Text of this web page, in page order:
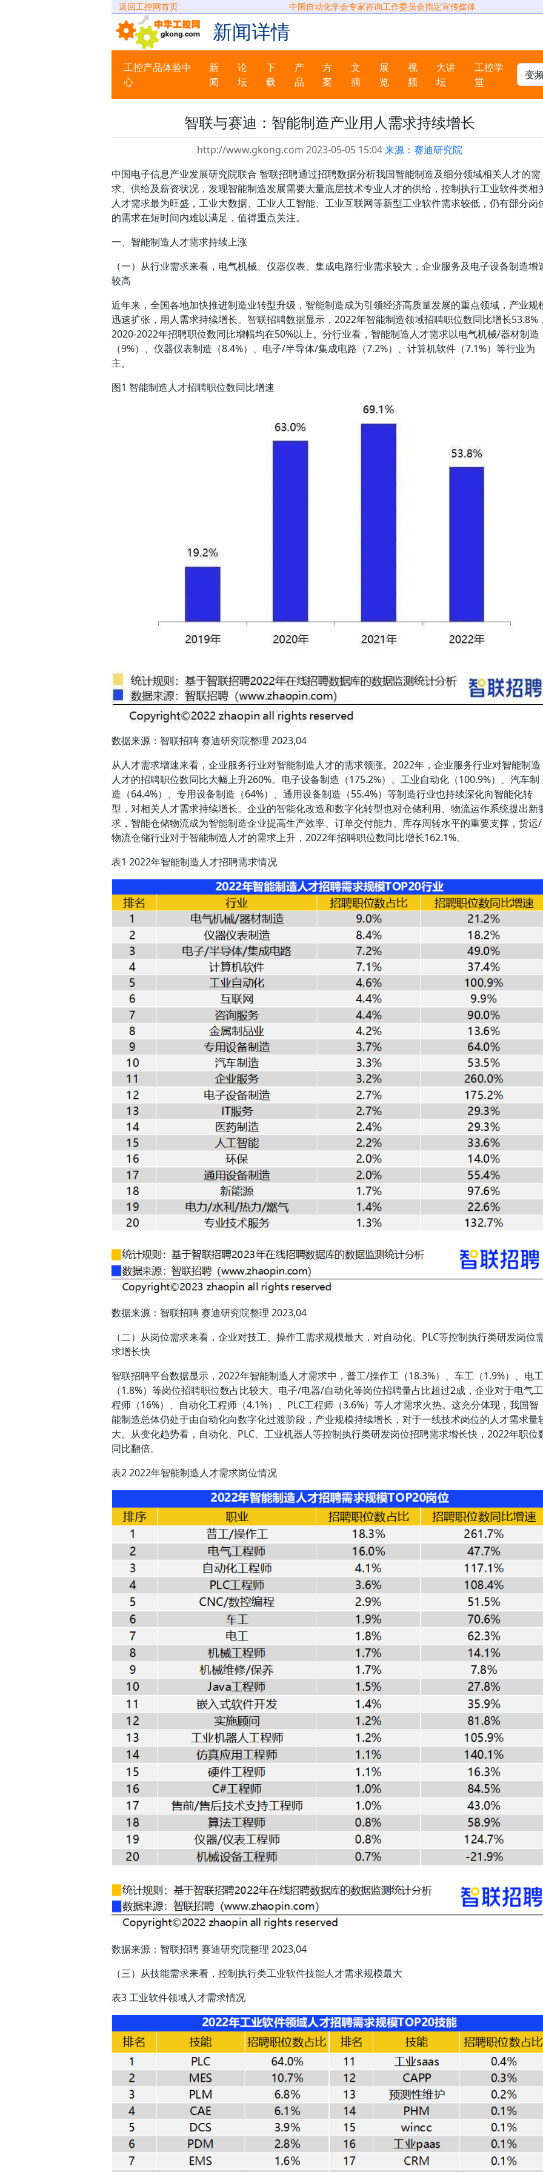
返回工控网首页 中国自动化学会专家咨询工作委员会指定宣传媒体
新闻详情
工控产品体验中
心
新
闻
论
坛
下
载
产
品
方
案
文
摘
展
览
视
频
大讲
坛
工控学
堂
智联与赛迪：智能制造产业用人需求持续增长
http://www.gkong.com 2023-05-05 15:04来源：赛迪研究院
中国电子信息产业发展研究院联合 智联招聘通过招聘数据分析我国智能制造及细分领域相关人才的需
求、供给及薪资状况，发现智能制造发展需要大量底层技术专业人才的供给，控制执行工业软件类相
人才需求最为旺盛，工业大数据、工业人工智能、工业互联网等新型工业软件需求较低，仍有部分岗
的需求在短时间内难以满足，值得重点关注。
一、智能制造人才需求持续上涨
（一）从行业需求来看，电气机械、仪器仪表、集成电路行业需求较大，企业服务及电子设备制造增
较高
近年来，全国各地加快推进制造业转型升级，智能制造成为引领经济高质量发展的重点领域，产业规
迅速扩张，用人需求持续增长。智联招聘数据显示，2022年智能制造领域招聘职位数同比增长53.8%
2020-2022年招聘职位数同比增幅均在50%以上。分行业看，智能制造人才需求以电气机械/器材制造
（9%）、仪器仪表制造（8.4%）、电子/半导体/集成电路（7.2%）、计算机软件（7.1%）等行业为
主。
图1 智能制造人才招聘职位数同比增速
数据来源：智联招聘 赛迪研究院整理 2023,04
从人才需求增速来看，企业服务行业对智能制造人才的需求领涨。2022年，企业服务行业对智能制造
人才的招聘职位数同比大幅上升260%。电子设备制造（175.2%）、工业自动化（100.9%）、汽车制
造（64.4%）、专用设备制造（64%）、通用设备制造（55.4%）等制造行业也持续深化向智能化转
型，对相关人才需求持续增长。企业的智能化改造和数字化转型也对仓储利用、物流运作系统提出新
求，智能仓储物流成为智能制造企业提高生产效率、订单交付能力、库存周转水平的重要支撑，货运/
物流仓储行业对于智能制造人才的需求上升，2022年招聘职位数同比增长162.1%。
表1 2022年智能制造人才招聘需求情况
数据来源：智联招聘 赛迪研究院整理 2023,04
（二）从岗位需求来看，企业对技工、操作工需求规模最大，对自动化、PLC等控制执行类研发岗位
求增长快
智联招聘平台数据显示，2022年智能制造人才需求中，普工/操作工（18.3%）、车工（1.9%）、电工
（1.8%）等岗位招聘职位数占比较大。电子/电器/自动化等岗位招聘量占比超过2成，企业对于电气工
程师（16%）、自动化工程师（4.1%）、PLC工程师（3.6%）等人才需求火热。这充分体现，我国智
能制造总体仍处于由自动化向数字化过渡阶段，产业规模持续增长，对于一线技术岗位的人才需求量
大。从变化趋势看，自动化、PLC、工业机器人等控制执行类研发岗位招聘需求增长快，2022年职位
同比翻倍。
表2 2022年智能制造人才需求岗位情况
数据来源：智联招聘 赛迪研究院整理 2023,04
（三）从技能需求来看，控制执行类工业软件技能人才需求规模最大
表3 工业软件领域人才需求情况